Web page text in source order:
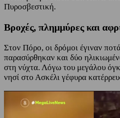
Πυροσβεστική.
Βροχές, πλημμύρες και
Στον Πόρο, οι δρόμοι έγιναν
παρασύρθηκαν και δύο
στη νύχτα. Λόγω του μεγάλου
νησί στο Ασκέλι γέφυρα